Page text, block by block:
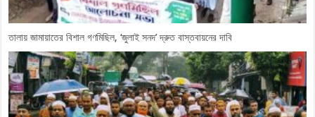
তালায় জামায়াতের বিশাল গণমিছিল, ‘জুলাই সনদ’ দ্রুত বাস্তবায়নের দাবি